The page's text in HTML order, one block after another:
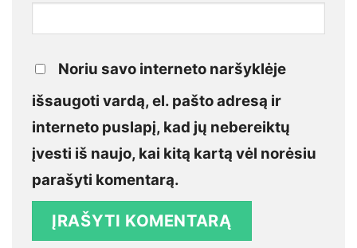
Noriu savo interneto naršyklėje
išsaugoti vardą, el. pašto adresą ir
interneto puslapį, kad jų nebereiktų
įvesti iš naujo, kai kitą kartą vėl norėsiu
parašyti komentarą.